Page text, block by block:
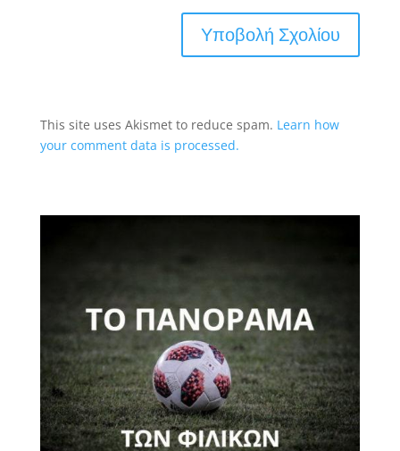
This site uses Akismet to reduce spam. Learn how
your comment data is processed.